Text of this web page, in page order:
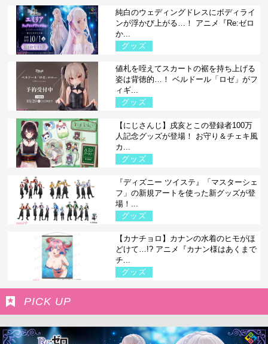
純白のウェディングドレスにボディライ
ンが浮かび上がる…！ アニメ『Re:ゼロ
か...
グッズ
値札を咥えてスカートの裾を持ち上げる
姿は背徳的…！ ベルドール「ロゼ」がフ
ィギ...
グッズ
【にじさんじ】戌亥とこの登録者100万
人記念グッズが登場！ お守り＆チェキ風
カ...
グッズ
『ディズニー ツイステ』「マスターシェ
フ」の新規アートを使った新グッズが登
場！...
グッズ
【カナチョロ】カナンの水着のヒモがほ
どけて…!? アニメ『カナン様はあくまで
チ...
グッズ
PICK UP